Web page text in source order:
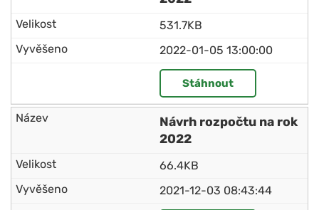
531.7KB
2022-01-05 13:00:00
Stáhnout
Návrh rozpočtu na rok
2022
66.4KB
2021-12-03 08:43:44